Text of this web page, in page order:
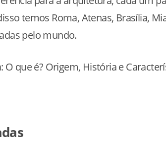
temos Roma, Atenas, Brasília,
pelo mundo.